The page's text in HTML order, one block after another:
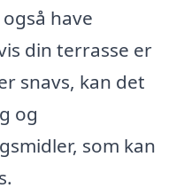
have
din terrasse er
snavs, kan det
og
som kan